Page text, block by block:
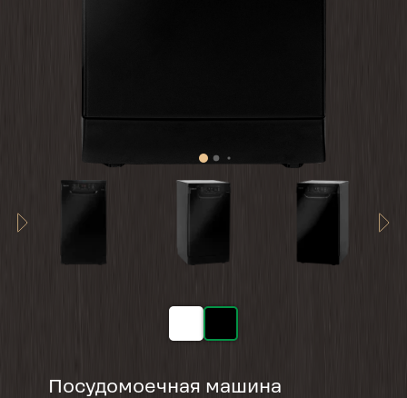
Посудомоечная машина